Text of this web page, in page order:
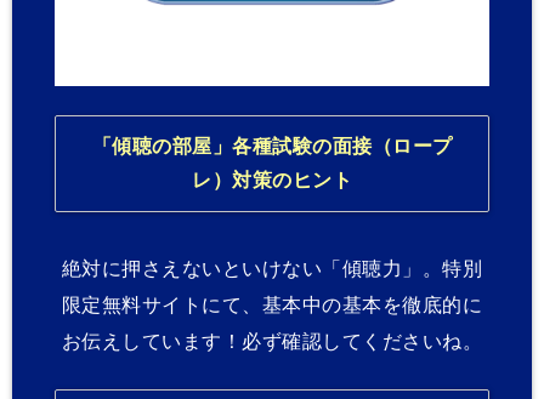
「傾聴の部屋」各種試験の面接（ロープ
レ）対策のヒント
絶対に押さえないといけない「傾聴力」。特別
限定無料サイトにて、基本中の基本を徹底的に
お伝えしています！必ず確認してくださいね。